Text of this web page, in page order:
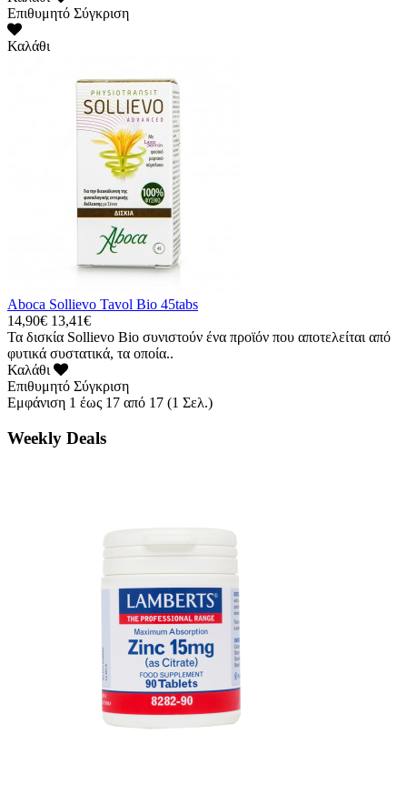
Επιθυμητό Σύγκριση
Καλάθι
Aboca Sollievo Tavol Bio 45tabs
14,90€ 13,41€
Τα δισκία Sollievo Bio συνιστούν ένα προϊόν που αποτελείται από
φυτικά συστατικά, τα οποία..
Καλάθι
Επιθυμητό Σύγκριση
Εμφάνιση 1 έως 17 από 17 (1 Σελ.)
Weekly Deals